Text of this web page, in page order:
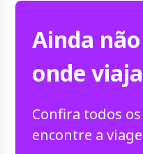
Ainda
onde
Confira todos
encontre a